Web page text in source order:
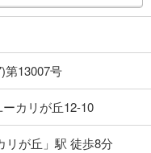
第13007号
カリが丘12-10
リが丘」駅 徒歩8分